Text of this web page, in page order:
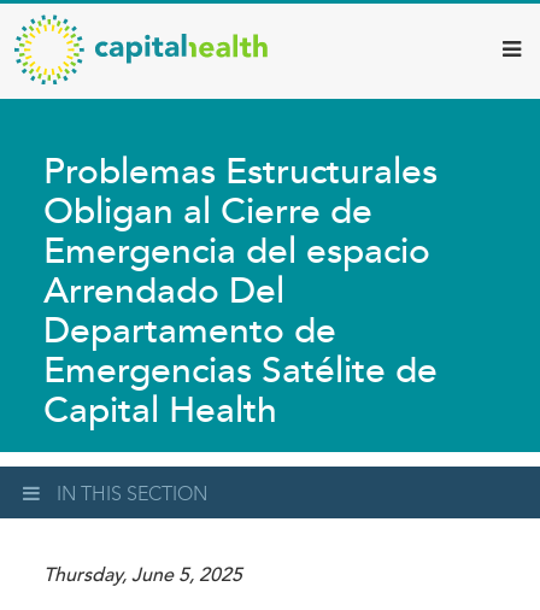
Skip
to
main
content
Capital
Health
–
Diagnostic
Services
Updates
Problemas Estructurales
Obligan al Cierre de
Emergencia del espacio
Arrendado Del
Departamento de
Emergencias Satélite de
Capital Health
IN THIS SECTION
Thursday, June 5, 2025